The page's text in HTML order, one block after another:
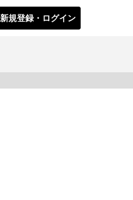
新規登録・ログイン